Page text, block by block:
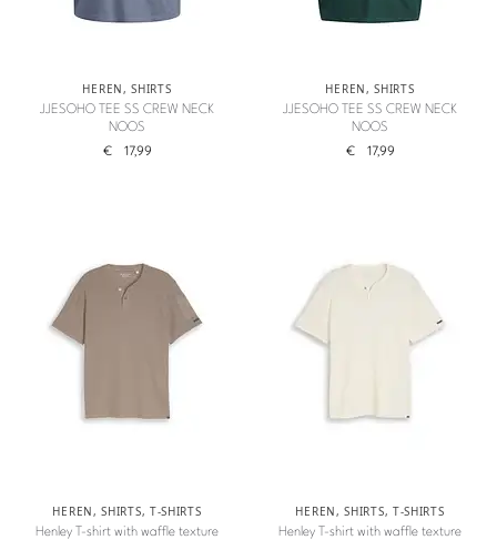
HEREN,SHIRTS
JJESOHO TEE SS CREW NECK
NOOS
€ 17,99
HEREN,SHIRTS
JJESOHO TEE SS CREW NECK
NOOS
€ 17,99
HEREN,SHIRTS, T-SHIRTS
Henley T-shirt with waffle texture
HEREN,SHIRTS, T-SHIRTS
Henley T-shirt with waffle texture